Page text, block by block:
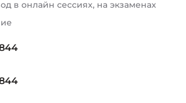
в онлайн сессиях, на экзаменах